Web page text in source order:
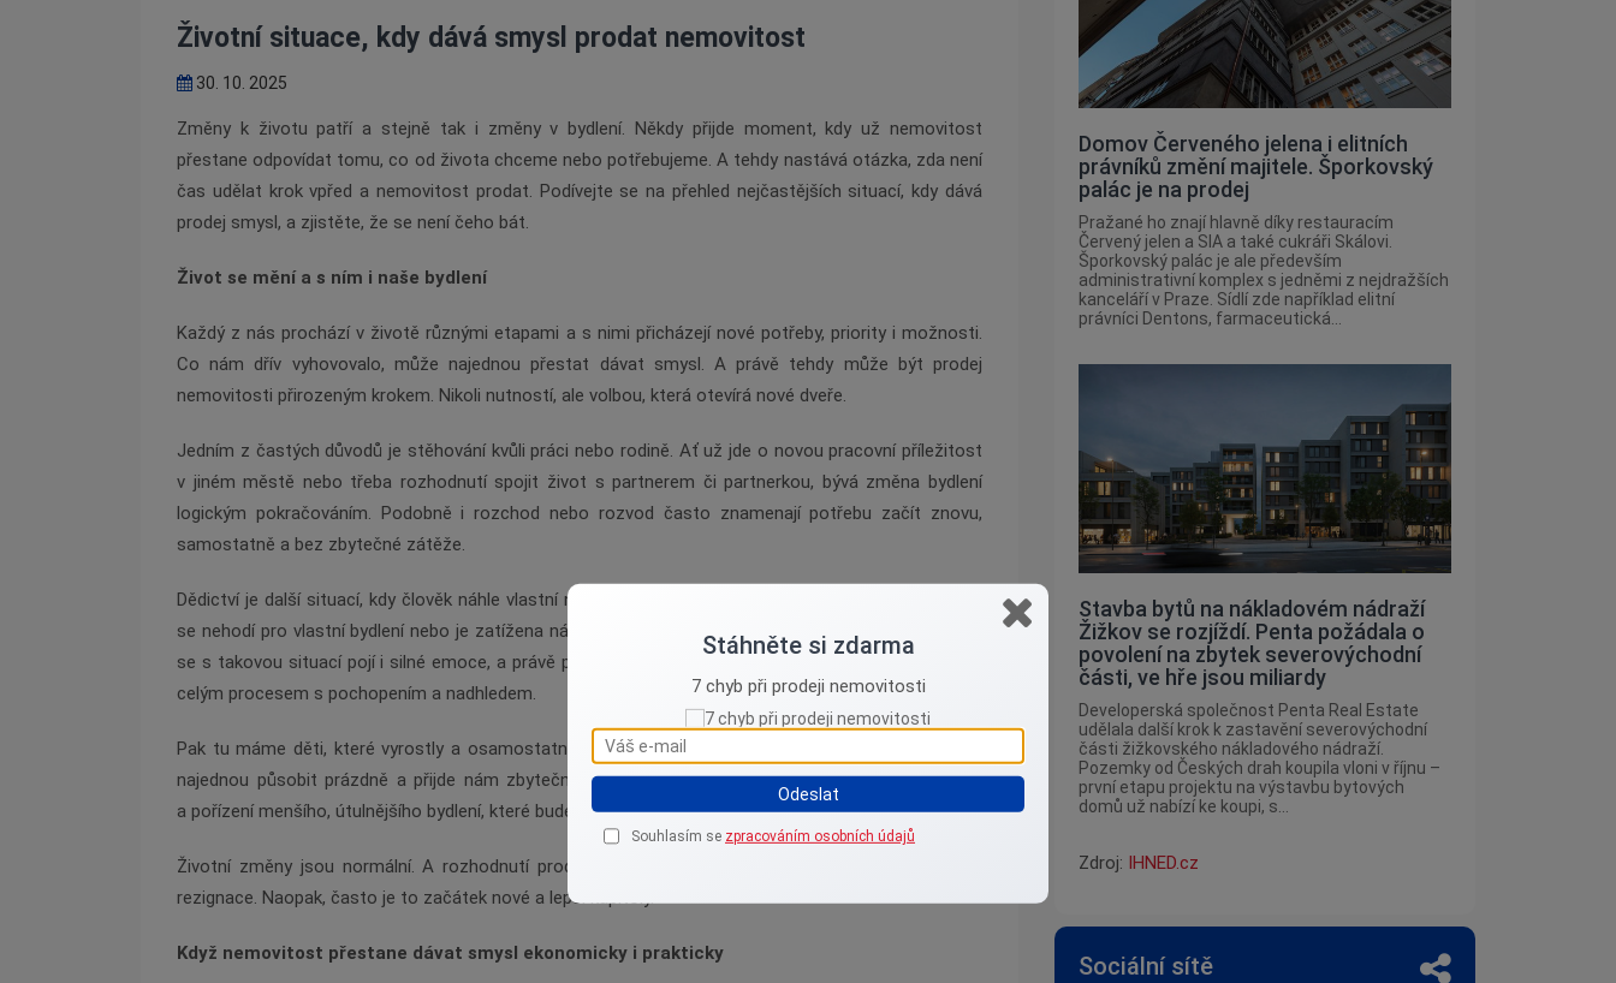
Životní situace, kdy dává smysl prodat nemovitost
30. 10. 2025
Změny k životu patří a stejně tak i změny v bydlení. Někdy přijde moment, kdy už nemovitost
přestane odpovídat tomu, co od života chceme nebo potřebujeme. A tehdy nastává otázka, zda není
čas udělat krok vpřed a nemovitost prodat. Podívejte se na přehled nejčastějších situací, kdy dává
prodej smysl, a zjistěte, že se není čeho bát.
Život se mění a s ním i naše bydlení
Každý z nás prochází v životě různými etapami a s nimi přicházejí nové potřeby, priority i možnosti.
Co nám dřív vyhovovalo, může najednou přestat dávat smysl. A právě tehdy může být prodej
nemovitosti přirozeným krokem. Nikoli nutností, ale volbou, která otevírá nové dveře.
Jedním z častých důvodů je stěhování kvůli práci nebo rodině. Ať už jde o novou pracovní příležitost
v jiném městě nebo třeba rozhodnutí spojit život s partnerem či partnerkou, bývá změna bydlení
logickým pokračováním. Podobně i rozchod nebo rozvod často znamenají potřebu začít znovu,
samostatně a bez zbytečné zátěže.
Dědictví je další situací, kdy člověk náhle vlastní nemovitost, se kterou třeba vůbec nepočítal. Pokud
se nehodí pro vlastní bydlení nebo je zatížena náklady, může být prodej tou nejsnazší cestou. Často
se s takovou situací pojí i silné emoce, a právě proto je dobré mít po ruce někoho, kdo vás provede
celým procesem s pochopením a nadhledem.
Pak tu máme děti, které vyrostly a osamostatnily se. Dům, který kdysi žil rodinným životem, může
najednou působit prázdně a přijde nám zbytečně velký. V tu chvíli je na místě uvažovat o prodeji
a pořízení menšího, útulnějšího bydlení, které bude lépe odpovídat našim aktuálním potřebám.
Životní změny jsou normální. A rozhodnutí prodat nemovitost by nikdy nemělo být vnímáno jako
rezignace. Naopak, často je to začátek nové a lepší kapitoly.
Když nemovitost přestane dávat smysl ekonomicky i prakticky
Domov Červeného jelena i elitních
právníků změní majitele. Šporkovský
palác je na prodej
Pražané ho znají hlavně díky restauracím
Červený jelen a SIA a také cukráři Skálovi.
Šporkovský palác je ale především
administrativní komplex s jedněmi z nejdražších
kanceláří v Praze. Sídlí zde například elitní
právníci Dentons, farmaceutická...
Stavba bytů na nákladovém nádraží
Žižkov se rozjíždí. Penta požádala o
povolení na zbytek severovýchodní
části, ve hře jsou miliardy
Developerská společnost Penta Real Estate
udělala další krok k zastavění severovýchodní
části žižkovského nákladového nádraží.
Pozemky od Českých drah koupila vloni v říjnu –
první etapu projektu na výstavbu bytových
domů už nabízí ke koupi, s...
Zdroj: IHNED.cz
Sociální sítě
Stáhněte si zdarma
7 chyb při prodeji nemovitosti
Odeslat
Souhlasím se zpracováním osobních údajů